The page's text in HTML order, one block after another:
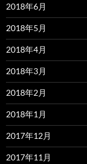
2018年6月
2018年5月
2018年4月
2018年3月
2018年2月
2018年1月
2017年12月
2017年11月